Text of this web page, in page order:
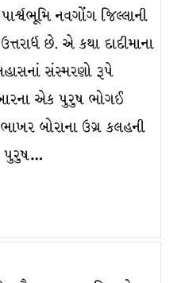
નવગોંગ જિલ્લાની
છે. એ કથા દાદીમાના
સંસ્મરણો રૂપે
એક પુરુષ ભોગઈ
બોરાના ઉગ્ર કલહની
પુરુષ…